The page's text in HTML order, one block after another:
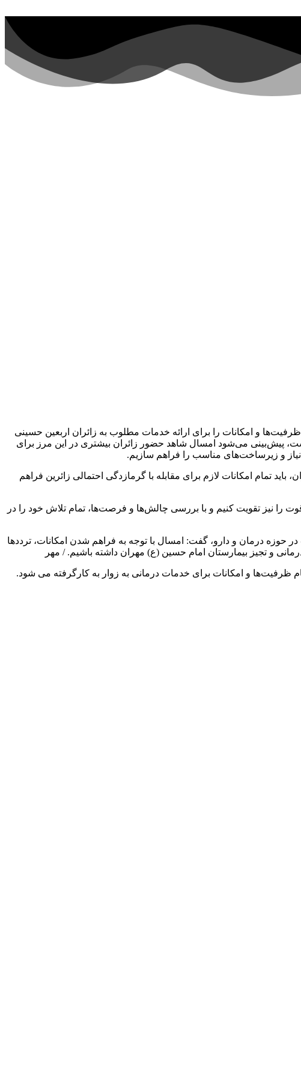
و امکانات را برای ارائه خدمات مطلوب به زائران اربعین حسینی
پیش‌بینی می‌شود امسال شاهد حضور زائران بیشتری در این مرز برای
و زیرساخت‌های مناسب را فراهم سازیم.
تمام امکانات لازم برای مقابله با گرمازدگی احتمالی زائرین فراهم
را نیز تقویت کنیم و با بررسی چالش‌ها و فرصت‌ها، تمام تلاش خود را در
درمان و دارو، گفت: امسال با توجه به فراهم شدن امکانات، ترددها
و تجیز بیمارستان امام حسین (ع) مهران داشته باشیم. / مهر
ظرفیت‌ها و امکانات برای خدمات درمانی به زوار به کارگرفته می شود.